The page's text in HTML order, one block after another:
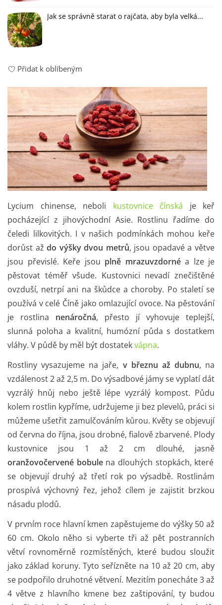
Jak se správně starat o rajčata, aby byla velká...
Přidat k oblíbeným
Lycium chinense, neboli kustovnice čínská je keř
pocházející z jihovýchodní Asie. Rostlinu řadíme do
čeledi lilkovitých. I v našich podmínkách mohou keře
dorůst aždo výšky dvou metrů, jsou opadavé a větve
jsou převislé. Keře jsou plně mrazuvzdornéa lze je
pěstovat téměř všude. Kustovnici nevadí znečištěné
ovzduší, netrpí ani na škůdce a choroby. Po staletí se
používá v celé Číně jako omlazující ovoce. Na pěstování
je rostlina nenáročná, přesto jí vyhovuje teplejší,
slunná poloha a kvalitní, humózní půda s dostatkem
vláhy. V půdě by měl být dostatekvápna.
Rostliny vysazujeme na jaře, v březnu až dubnu, na
vzdálenost 2 až 2,5 m. Do výsadbové jámy se vyplatí dát
vyzrálý hnůj nebo ještě lépe vyzrálý kompost. Půdu
kolem rostlin kypříme, udržujeme ji bez plevelů, práci si
můžeme ušetřit zamulčováním kůrou. Květy se objevují
od června do října, jsou drobné, fialově zbarvené. Plody
kustovnice jsou 1 až 2 cm dlouhé, jasně
oranžovočervené bobulena dlouhých stopkách, které
se objevují druhý až třetí rok po výsadbě. Rostlinám
prospívá výchovný řez, jehož cílem je zajistit brzkou
násadu plodů.
V prvním roce hlavní kmen zapěstujeme do výšky 50 až
60 cm. Okolo něho si vyberte tři až pět postranních
větví rovnoměrně rozmístěných, které budou sloužit
jako základ koruny. Tyto seřízněte na 10 až 20 cm, aby
se podpořilo druhotné větvení. Mezitím ponecháte 3 až
4 větve z hlavního kmene bez zaštipování, ty budou